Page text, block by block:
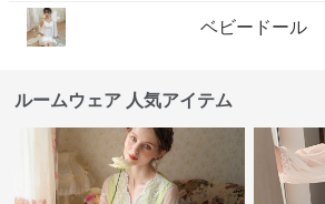
ベビードール
ルームウェア 人気アイテム